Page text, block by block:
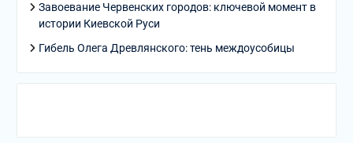
Завоевание Червенских городов: ключевой момент в
истории Киевской Руси
Гибель Олега Древлянского: тень междоусобицы